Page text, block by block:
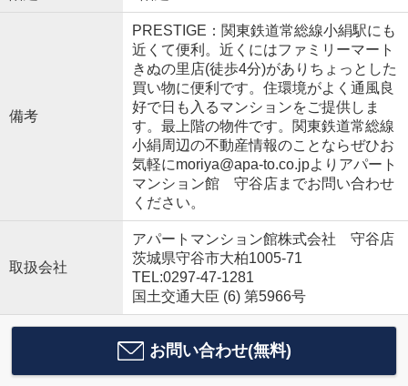
備考
PRESTIGE：関東鉄道常総線小絹駅にも
近くて便利。近くにはファミリーマート
きぬの里店(徒歩4分)がありちょっとした
買い物に便利です。住環境がよく通風良
好で日も入るマンションをご提供しま
す。最上階の物件です。関東鉄道常総線
小絹周辺の不動産情報のことならぜひお
気軽にmoriya@apa-to.co.jpよりアパート
マンション館 守谷店までお問い合わせ
ください。
取扱会社
アパートマンション館株式会社 守谷店
茨城県守谷市大柏1005-71
TEL:0297-47-1281
国土交通大臣 (6) 第5966号
お問い合わせ(無料)